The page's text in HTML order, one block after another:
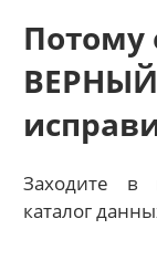
Заходите в
каталог